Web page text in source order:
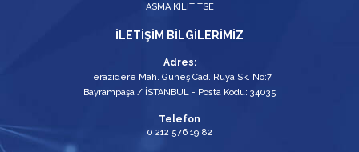
ASMA KİLİT TSE
İLETİŞİM BİLGİLERİMİZ
Adres:
Terazidere Mah. Güneş Cad. Rüya Sk. No:7
Bayrampaşa / İSTANBUL - Posta Kodu: 34035
Telefon
0 212 576 19 82